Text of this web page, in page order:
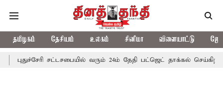
தமிழகம் தேசியம் உலகம் சினிமா விளையாட்டு
புதுச்சேரி சட்டசபையில் வரும் 24ம் தேதி பட்ஜெட் தாக்கல் செய்கிறார்